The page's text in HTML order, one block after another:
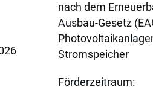
nach dem
Ausbau-Gesetz
Stromspeicher
Förderzeitraum: